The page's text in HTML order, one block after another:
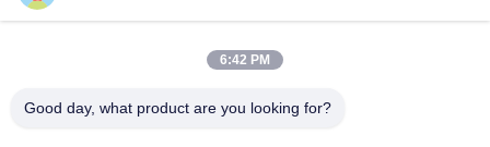
1st Verdieping, No.40, No.69, de Middenstraat van
6:42 PM
Good day, what product are you looking for?